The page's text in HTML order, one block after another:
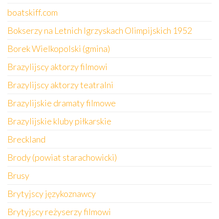
boatskiff.com
Bokserzy na Letnich Igrzyskach Olimpijskich 1952
Borek Wielkopolski (gmina)
Brazylijscy aktorzy filmowi
Brazylijscy aktorzy teatralni
Brazylijskie dramaty filmowe
Brazylijskie kluby piłkarskie
Breckland
Brody (powiat starachowicki)
Brusy
Brytyjscy językoznawcy
Brytyjscy reżyserzy filmowi